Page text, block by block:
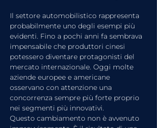
Il settore automobilistico rappresenta
probabilmente uno degli esempi più
evidenti. Fino a pochi anni fa sembrava
impensabile che produttori cinesi
potessero diventare protagonisti del
mercato internazionale. Oggi molte
aziende europee e americane
osservano con attenzione una
concorrenza sempre più forte proprio
nei segmenti più innovativi.
Questo cambiamento non è avvenuto